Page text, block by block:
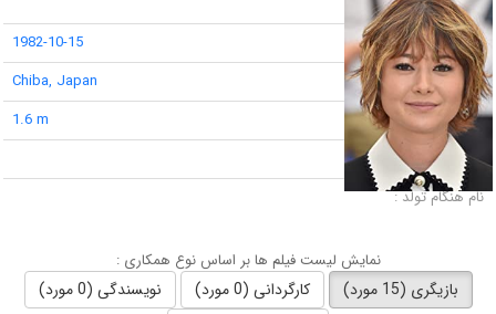
تاریخ تولد :
1982-10-15
محل تولد :
Chiba, Japan
قد :
1.6 m
لقب :
نام هنگام تولد :
نمایش لیست فیلم ها بر اساس نوع همکاری :
بازیگری (15 مورد) کارگردانی (0 مورد)
نویسندگی (0 مورد)